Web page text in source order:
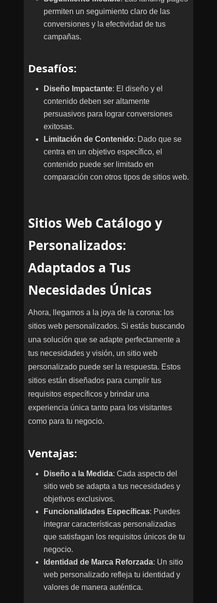
permiten un seguimiento claro de las
conversiones y la efectividad de tus
campañas.
Desafíos:
Diseño Impactante: El diseño y el
contenido deben ser altamente
persuasivos para lograr conversiones
exitosas.
Limitación de Contenido: Dado que se
centra en un objetivo específico, el
contenido puede ser limitado en
comparación con otros tipos de sitios web.
Sitios Web Catálogo y
Personalizados:
Adaptados a Tus
Necesidades Únicas
Ahora, llegamos a la joya de la corona: los
sitios web personalizados. Si estás buscando
una solución que se adapte perfectamente a
tus necesidades y visión, un sitio web
personalizado puede ser la respuesta. Estos
sitios están diseñados para cumplir tus
requisitos específicos y brindar una
experiencia única tanto para los visitantes
como para tu negocio.
Ventajas:
Diseño a la Medida: Cada aspecto del
sitio web se adapta a tus necesidades y
objetivos exclusivos.
Funcionalidades Específicas: Puedes
integrar características personalizadas
que satisfagan los requisitos únicos de tu
negocio.
Identidad de Marca Reforzada: Un sitio
web personalizado refleja tu identidad y
valores de manera auténtica.